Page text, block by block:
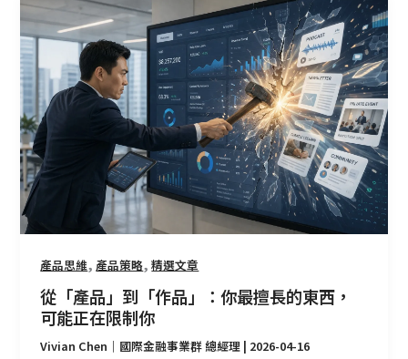
人
的
勝
點？
產品思維, 產品策略,精選文章
從「產品」到「作品」：你最擅長的東西，
可能正在限制你
Vivian Chen｜國際金融事業群 總經理 | 2026-04-16
「產
品」
到
「作
品」：
你
最
擅
東
西，
能
正
在